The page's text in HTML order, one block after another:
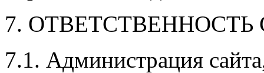
7. ОТВЕТСТВЕННОСТЬ
7.1. Администрация